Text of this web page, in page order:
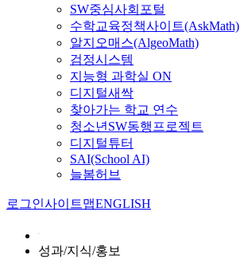
SW중심사회포털
수학교육정책사이트(AskMath)
알지오매스(AlgeoMath)
검정시스템
지능형 과학실 ON
디지털새싹
찾아가는 학교 연수
청소년SW동행프로젝트
디지털튜터
SAI(School AI)
늘봄허브
로그인사이트맵ENGLISH
성과/지식/홍보